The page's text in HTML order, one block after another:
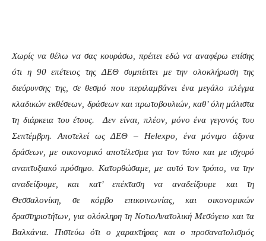
Χωρίς να θέλω να σας κουράσω, πρέπει εδώ να αναφέρω επίσης
ότι η 90 επέτειος της ΔΕΘ συμπίπτει με την ολοκλήρωση της
διεύρυνσης της, σε θεσμό που περιλαμβάνει ένα μεγάλο πλέγμα
κλαδικών εκθέσεων, δράσεων και πρωτοβουλιών, καθ’ όλη μάλιστα
τη διάρκεια του έτους. Δεν είναι, πλέον, μόνο ένα γεγονός του
Σεπτέμβρη. Αποτελεί ως ΔΕΘ – Helexpo, ένα μόνιμο άξονα
δράσεων, με οικονομικό αποτέλεσμα για τον τόπο και με ισχυρό
αναπτυξιακό πρόσημο. Κατορθώσαμε, με αυτό τον τρόπο, να την
αναδείξουμε, και κατ’ επέκταση να αναδείξουμε και τη
Θεσσαλονίκη, σε κόμβο επικοινωνίας, και οικονομικών
δραστηριοτήτων, για ολόκληρη τη ΝοτιοΑνατολική Μεσόγειο και τα
Βαλκάνια. Πιστεύω ότι ο χαρακτήρας και ο προσανατολισμός